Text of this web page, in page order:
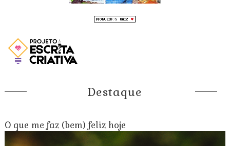
Destaque
O que me faz (bem) feliz hoje